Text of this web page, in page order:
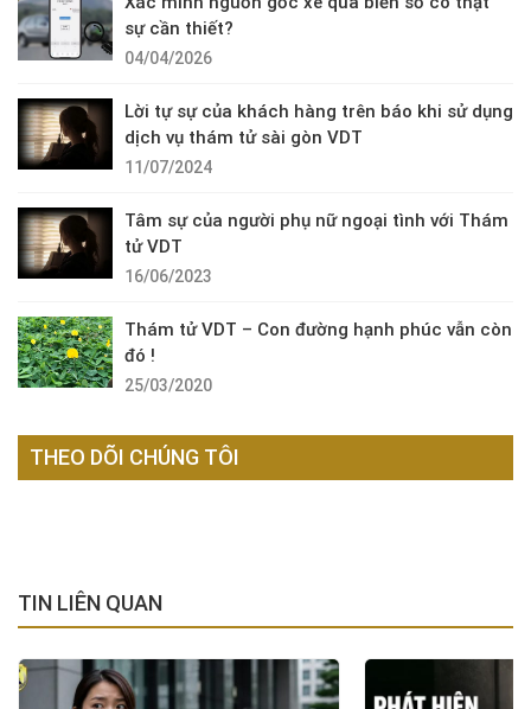
sự cần thiết?
04/04/2026
Lời tự sự của khách hàng trên báo khi sử dụng
dịch vụ thám tử sài gòn VDT
11/07/2024
Tâm sự của người phụ nữ ngoại tình với Thám
tử VDT
16/06/2023
Thám tử VDT – Con đường hạnh phúc vẫn còn
đó !
25/03/2020
THEO DÕI CHÚNG TÔI
TIN LIÊN QUAN